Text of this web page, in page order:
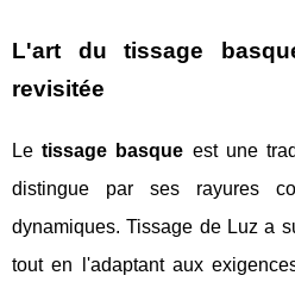
L'art du tissage
revisitée
Letissage basque est une
distingue par ses rayures
dynamiques. Tissage de Luz a
tout en l'adaptant aux